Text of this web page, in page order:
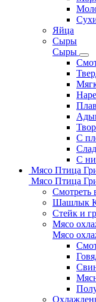
Яйца
Сыры
Сыры
С
С
Мясо Птица
Мясо Птица
Смотреть
Шашлык
Стейк и
Мясо
Мясо